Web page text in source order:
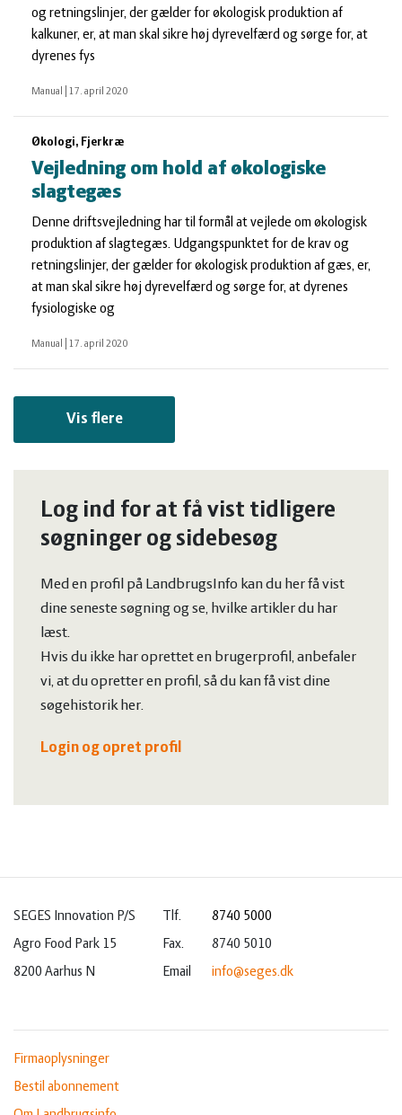
og retningslinjer, der gælder for økologisk produktion af
kalkuner, er, at man skal sikre høj dyrevelfærd og sørge for, at
dyrenes fys
Manual 17. april 2020
Økologi, Fjerkræ
Vejledning om hold af økologiske
slagtegæs
Denne driftsvejledning har til formål at vejlede om økologisk
produktion af slagtegæs. Udgangspunktet for de krav og
retningslinjer, der gælder for økologisk produktion af gæs, er,
at man skal sikre høj dyrevelfærd og sørge for, at dyrenes
fysiologiske og
Manual 17. april 2020
Vis flere
Log ind for at få vist tidligere
søgninger og sidebesøg
Med en profil på LandbrugsInfo kan du her få vist
dine seneste søgning og se, hvilke artikler du har
læst.
Hvis du ikke har oprettet en brugerprofil, anbefaler
vi, at du opretter en profil, så du kan få vist dine
søgehistorik her.
Login og opret profil
SEGES Innovation P/S
Agro Food Park 15
8200 Aarhus N
Tlf.
8740 5000
Fax.
8740 5010
Email
info@seges.dk
Firmaoplysninger
Bestil abonnement